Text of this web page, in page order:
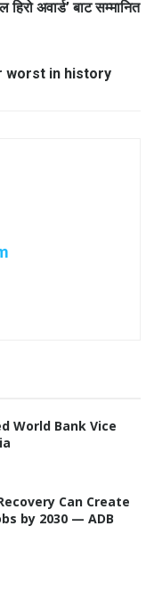
अवार्ड’ बाट सम्मानित
worst in history
World Bank Vice
Can Create
by 2030 — ADB